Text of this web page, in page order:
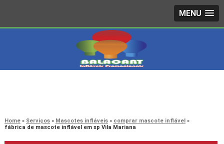
MENU
Home Serviços Mascotes infláveis
comprar mascote inflável
fábrica de mascote inflável em sp Vila Mariana